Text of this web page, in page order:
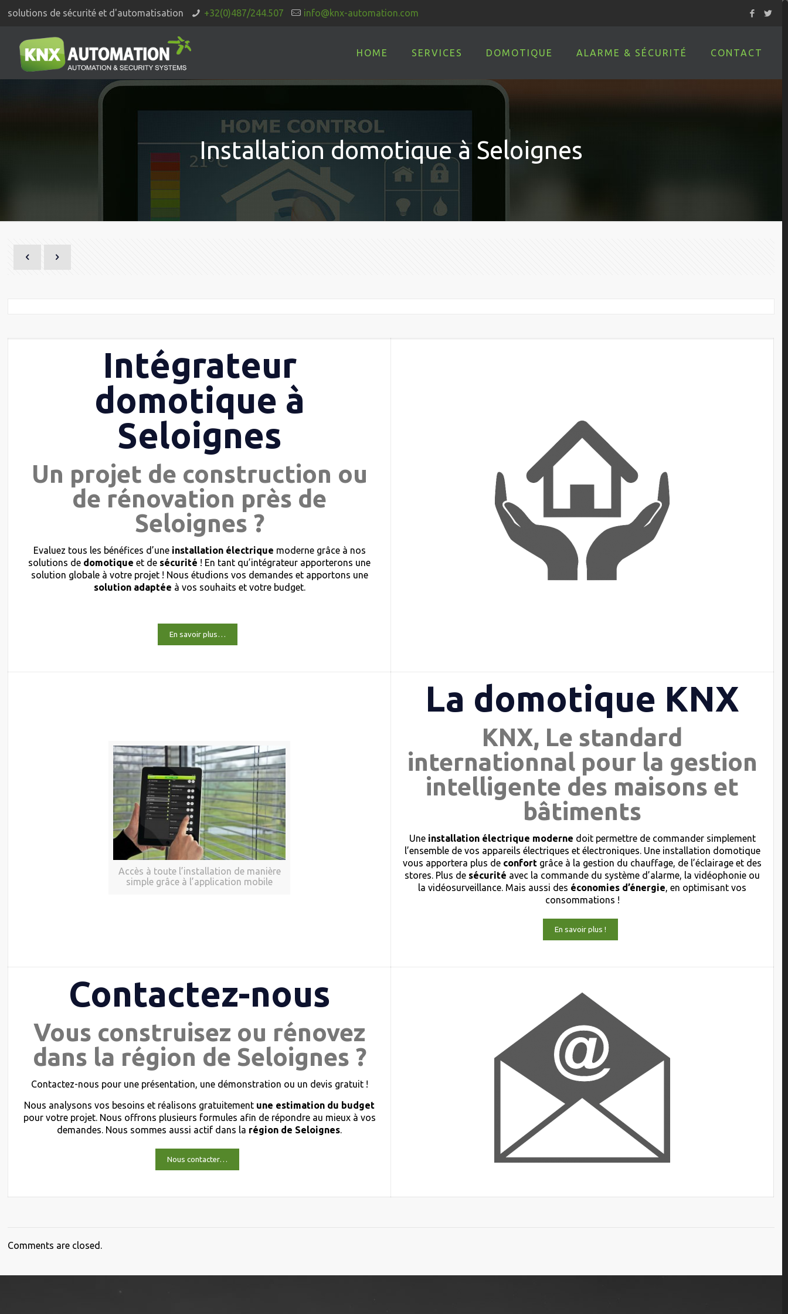
solutions de sécurité et d'automatisation +32(0)487/244.507 info@knx-automation.com
HOME SERVICES DOMOTIQUE ALARME & SÉCURITÉ CONTACT
Installation domotique à Seloignes
Intégrateur
domotique à
Seloignes
Un projet de construction ou
de rénovation près de
Seloignes ?
Evaluez tous les bénéfices d’uneinstallation électrique moderne grâce à nos
solutions de domotique et de sécurité ! En tant qu’intégrateur apporterons une
solution globale à votre projet ! Nous étudions vos demandes et apportons une
solution adaptée à vos souhaits et votre budget.
En savoir plus…
Accès à toute l’installation de manière
simple grâce à l’application mobile
La domotique KNX
KNX, Le standard
internationnal pour la gestion
intelligente des maisons et
bâtiments
Une installation électrique moderne doit permettre de commander simplement
l’ensemble de vos appareils électriques et électroniques. Une installation domotique
vous apportera plus de confort grâce à la gestion du chauffage, de l’éclairage et des
stores. Plus de sécurité avec la commande du système d’alarme, la vidéophonie ou
la vidéosurveillance. Mais aussi des économies d’énergie, en optimisant vos
consommations !
En savoir plus !
Contactez-nous
Vous construisez ou rénovez
dans la région de Seloignes ?
Contactez-nous pour une présentation, une démonstration ou un devis gratuit !
Nous analysons vos besoins et réalisons gratuitement une estimation du budget
pour votre projet. Nous offrons plusieurs formules afin de répondre au mieux à vos
demandes. Nous sommes aussi actif dans la région de Seloignes.
Nous contacter…
Comments are closed.